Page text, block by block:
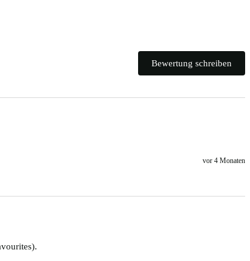
Bewertung schreiben
vor 4 Monaten